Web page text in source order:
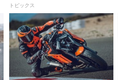
開催
トピックス